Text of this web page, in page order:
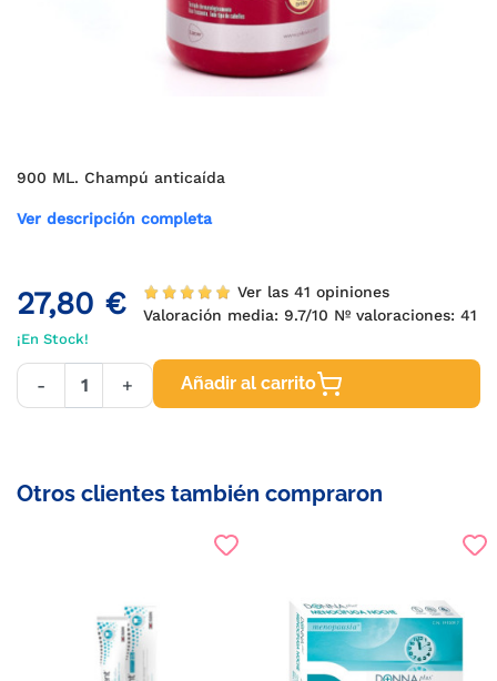
900 ML. Champú anticaída
Ver descripción completa
27,80 €
Ver las 41 opiniones
Valoración media: 9.7/10 Nº valoraciones: 41
¡En Stock!
- + Añadir al carrito
Otros clientes también compraron